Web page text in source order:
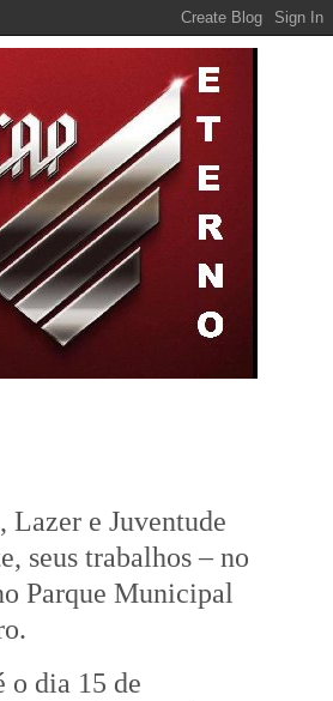
e Juventude
seus trabalhos – no
Parque Municipal
o dia 15 de